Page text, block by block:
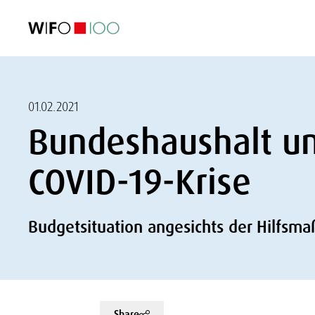
01.02.2021
Bundeshaushalt
COVID-19-Krise
Budgetsituation angesichts der